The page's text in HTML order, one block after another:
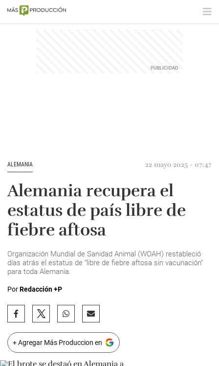
ALEMANIA 22 mayo 2025 - 07:47
Alemania recupera el
estatus de país libre de
fiebre aftosa
Organización Mundial de Sanidad Animal (WOAH) restableció
días atrás el estatus de “libre de fiebre aftosa sin vacunación”
para toda Alemania.
PorRedacción +P
+ Agregar Más Produccion en